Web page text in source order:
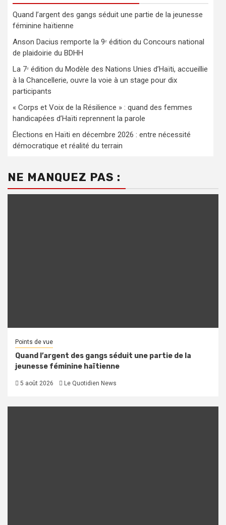
Quand l’argent des gangs séduit une partie de la jeunesse
féminine haïtienne
Anson Dacius remporte la 9ᵉ édition du Concours national
de plaidoirie du BDHH
La 7ᵉ édition du Modèle des Nations Unies d’Haïti, accueillie
à la Chancellerie, ouvre la voie à un stage pour dix
participants
« Corps et Voix de la Résilience » : quand des femmes
handicapées d’Haïti reprennent la parole
Élections en Haïti en décembre 2026 : entre nécessité
démocratique et réalité du terrain
NE MANQUEZ PAS :
Points de vue
Quand l’argent des gangs séduit une partie de la
jeunesse féminine haïtienne
5 août 2026 Le Quotidien News